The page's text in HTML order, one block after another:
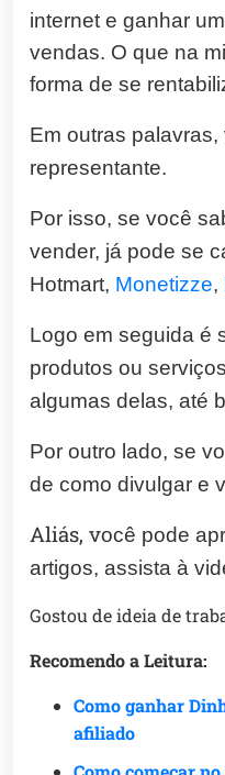
internet e ganhar
vendas. O que na
forma de se
Em outras
representante.
Por isso, se você
vender, já pode se
Hotmart, Monetizze,
Logo em seguida é
produtos ou
algumas delas, até
Por outro lado, se
de como divulgar e
Aliás, você pode
artigos, assista à
Gostou de ideia de
Recomendo a Leitura:
Como ganhar
afiliado